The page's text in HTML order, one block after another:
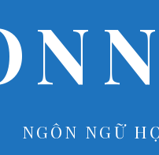
NGÔN NGỮ